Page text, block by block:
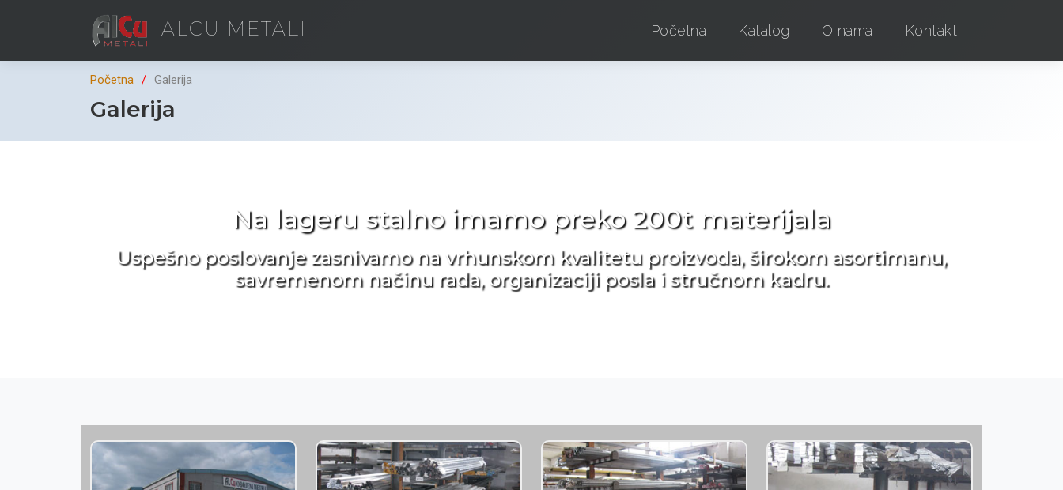
ALCU METALI Početna Katalog O nama Kontakt
Početna Galerija
Galerija
Na lageru stalno imamo preko 200t materijala
Uspešno poslovanje zasnivamo na vrhunskom kvalitetu proizvoda, širokom asortimanu,
savremenom načinu rada, organizaciji posla i stručnom kadru.